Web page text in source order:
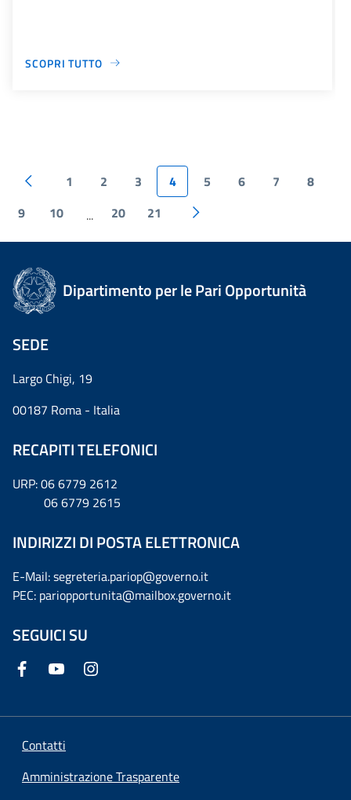
SCOPRI TUTTO
1 2 3 4 5 6 7
8
9
10 ... 20 21
Dipartimento per le Pari Opportunità
SEDE
Largo Chigi, 19
00187 Roma - Italia
RECAPITI TELEFONICI
URP: 06 6779 2612
06 6779 2615
INDIRIZZI DI POSTA ELETTRONICA
E-Mail: segreteria.pariop@governo.it
PEC: pariopportunita@mailbox.governo.it
SEGUICI SU
Contatti
Amministrazione Trasparente